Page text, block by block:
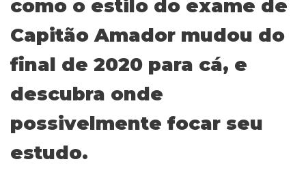
A
p
p
Li
n
k
b
o
o
k
dI
n
m
como o estilo do exame de
Capitão Amador mudou do
final de 2020 para cá, e
descubra onde
possivelmente focar seu
estudo.